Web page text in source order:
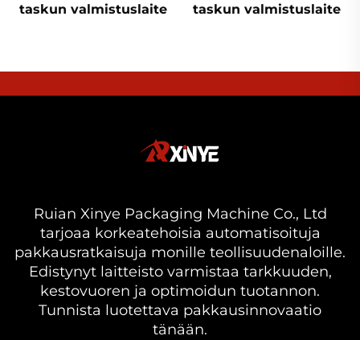
taskun valmistuslaite
taskun valmistuslaite
Ruian Xinye Packaging Machine Co., Ltd
tarjoaa korkeatehoisia automatisoituja
pakkausratkaisuja monille teollisuudenaloille.
Edistynyt laitteisto varmistaa tarkkuuden,
kestovuoren ja optimoidun tuotannon.
Tunnista luotettava pakkausinnovaatio
tänään.